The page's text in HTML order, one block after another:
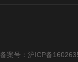
备案号：沪ICP备